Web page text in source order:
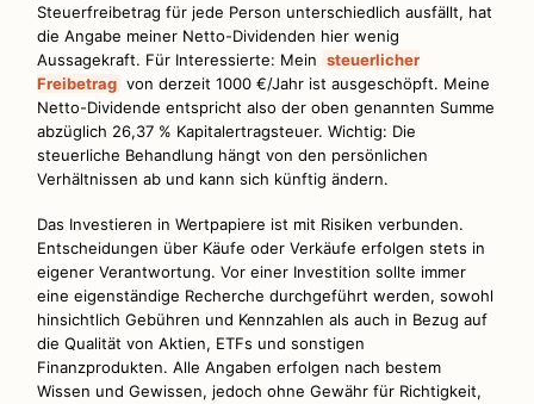
Steuerfreibetrag für jede Person unterschiedlich ausfällt, hat
die Angabe meiner Netto-Dividenden hier wenig
Aussagekraft. Für Interessierte: Mein steuerlicher
Freibetrag von derzeit 1000 €/Jahr ist ausgeschöpft. Meine
Netto-Dividende entspricht also der oben genannten Summe
abzüglich 26,37 % Kapitalertragsteuer. Wichtig: Die
steuerliche Behandlung hängt von den persönlichen
Verhältnissen ab und kann sich künftig ändern.
Das Investieren in Wertpapiere ist mit Risiken verbunden.
Entscheidungen über Käufe oder Verkäufe erfolgen stets in
eigener Verantwortung. Vor einer Investition sollte immer
eine eigenständige Recherche durchgeführt werden, sowohl
hinsichtlich Gebühren und Kennzahlen als auch in Bezug auf
die Qualität von Aktien, ETFs und sonstigen
Finanzprodukten. Alle Angaben erfolgen nach bestem
Wissen und Gewissen, jedoch ohne Gewähr für Richtigkeit,